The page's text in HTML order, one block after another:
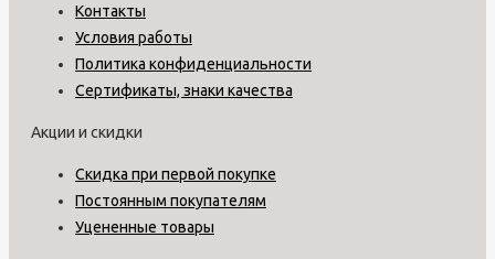
Контакты
Условия работы
Политика конфиденциальности
Сертификаты, знаки качества
Акции и скидки
Скидка при первой покупке
Постоянным покупателям
Уцененные товары